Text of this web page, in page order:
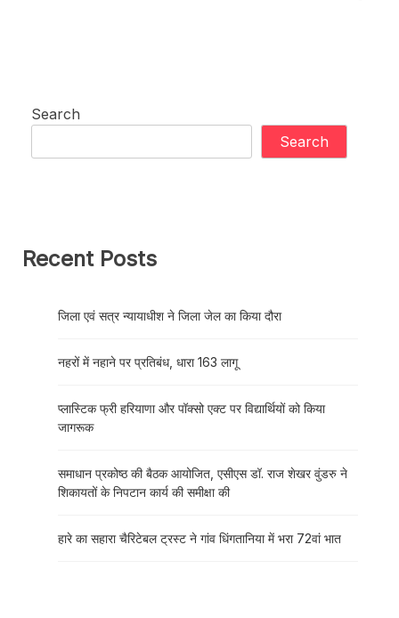
Search
Search
Recent Posts
जिला एवं सत्र न्यायाधीश ने जिला जेल का किया दौरा
नहरों में नहाने पर प्रतिबंध, धारा 163 लागू
प्लास्टिक फ्री हरियाणा और पॉक्सो एक्ट पर विद्यार्थियों को किया
जागरूक
समाधान प्रकोष्ठ की बैठक आयोजित, एसीएस डॉ. राज शेखर वुंडरु ने
शिकायतों के निपटान कार्य की समीक्षा की
हारे का सहारा चैरिटेबल ट्रस्ट ने गांव धिंगतानिया में भरा 72वां भात